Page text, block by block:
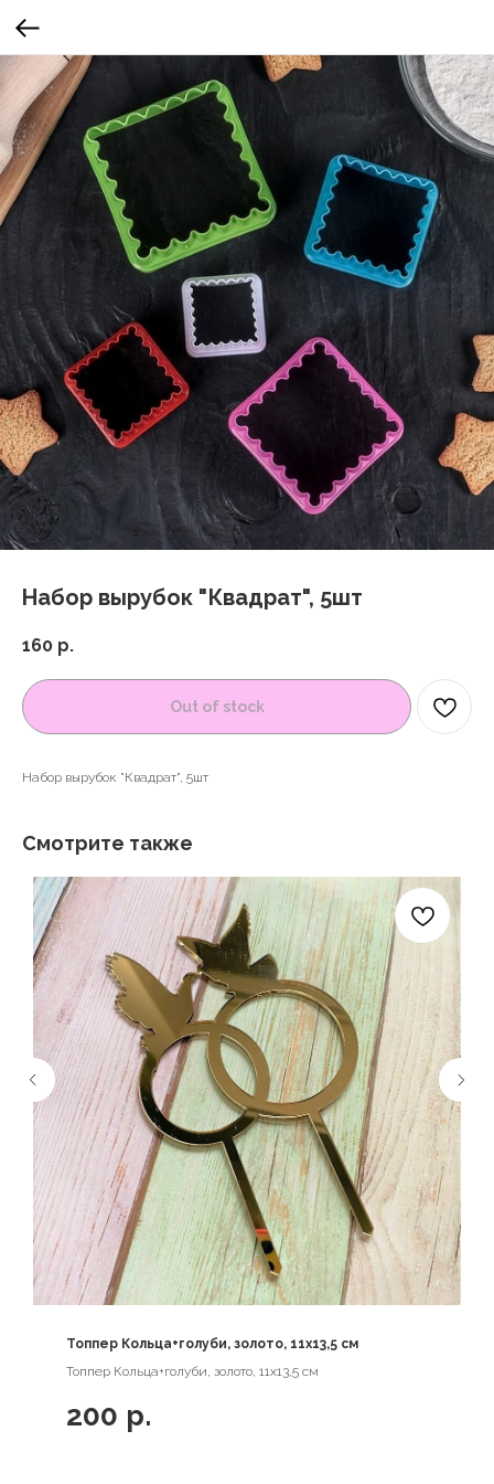
Набор вырубок "Квадрат", 5шт
160 р.
Out of stock
Набор вырубок "Квадрат", 5шт
Смотрите также
Топпер Кольца+голуби, золото, 11х13,5 см
Топпер Кольца+голуби, золото, 11х13,5 см
200 р.